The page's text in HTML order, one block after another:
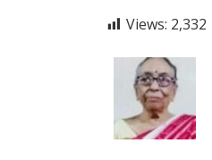
Views: 2,332